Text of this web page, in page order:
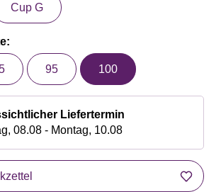
Cup G
95 100
Liefertermin
08.08 - Montag, 10.08